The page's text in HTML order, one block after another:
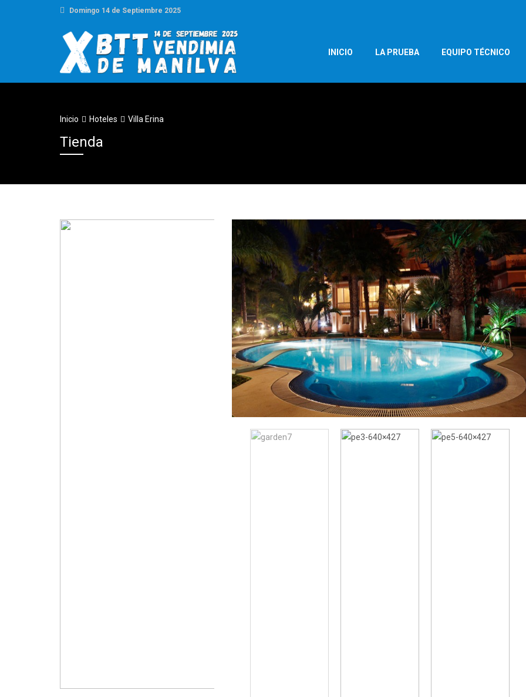
Domingo 14 de Septiembre 2025
INICIO LA PRUEBA EQUIPO TÉCNICO
Inicio Hoteles Villa Erina
Tienda